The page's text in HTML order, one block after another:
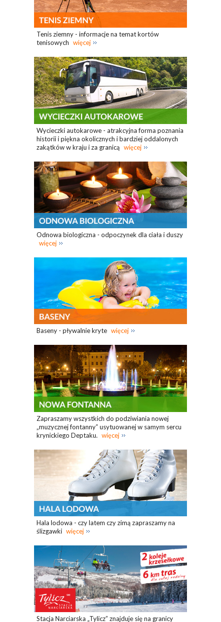
Tenis ziemny - informacje na temat kortów
tenisowych więcej
Wycieczki autokarowe - atrakcyjna forma poznania
historii i piękna okolicznych i bardziej oddalonych
zakątków w kraju i za granicą więcej
Odnowa biologiczna - odpoczynek dla ciała i duszy
więcej
Baseny - pływalnie kryte więcej
Zapraszamy wszystkich do podziwiania nowej
„muzycznej fontanny” usytuowanej w samym sercu
krynickiego Deptaku. więcej
Hala lodowa - czy latem czy zimą zapraszamy na
ślizgawki więcej
Stacja Narciarska „Tylicz” znajduje się na granicy